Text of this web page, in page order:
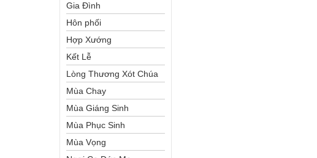
Gia Đình
Hôn phối
Hợp Xướng
Kết Lễ
Lòng Thương Xót Chúa
Mùa Chay
Mùa Giáng Sinh
Mùa Phục Sinh
Mùa Vọng